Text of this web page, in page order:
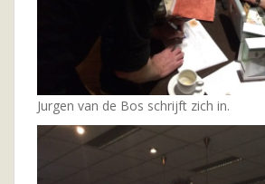
Jurgen van de Bos schrijft zich in.